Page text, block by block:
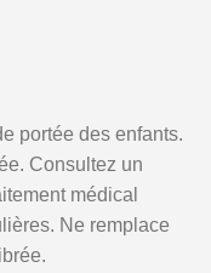
portée des enfants.
Consultez un
médical
Ne remplace